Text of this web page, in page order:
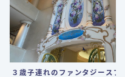
３歳子連れのファンタジースプ